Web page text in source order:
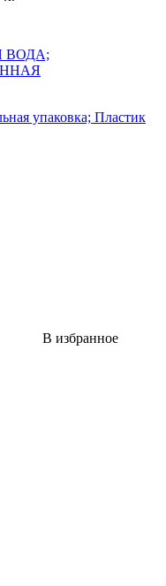
ВОДА;
упаковка; Пластик
В избранное